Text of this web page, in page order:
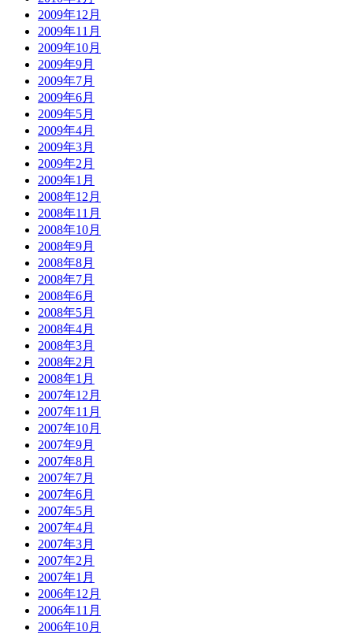
2009年12月
2009年11月
2009年10月
2009年9月
2009年7月
2009年6月
2009年5月
2009年4月
2009年3月
2009年2月
2009年1月
2008年12月
2008年11月
2008年10月
2008年9月
2008年8月
2008年7月
2008年6月
2008年5月
2008年4月
2008年3月
2008年2月
2008年1月
2007年12月
2007年11月
2007年10月
2007年9月
2007年8月
2007年7月
2007年6月
2007年5月
2007年4月
2007年3月
2007年2月
2007年1月
2006年12月
2006年11月
2006年10月